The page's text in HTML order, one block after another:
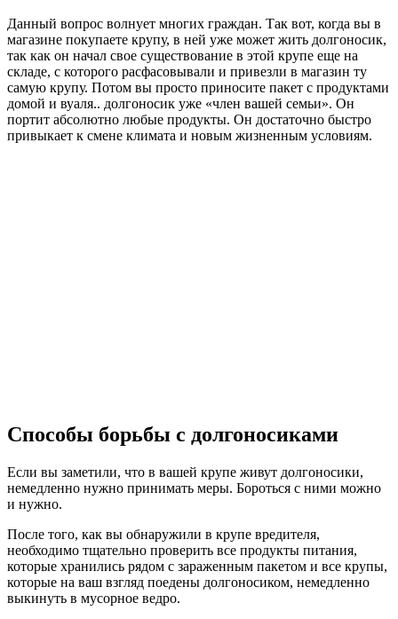
Данный вопрос волнует многих граждан. Так вот, когда вы в
магазине покупаете крупу, в ней уже может жить долгоносик,
так как он начал свое существование в этой крупе еще на
складе, с которого расфасовывали и привезли в магазин ту
самую крупу. Потом вы просто приносите пакет с продуктами
домой и вуаля.. долгоносик уже «член вашей семьи». Он
портит абсолютно любые продукты. Он достаточно быстро
привыкает к смене климата и новым жизненным условиям.
Способы борьбы с долгоносиками
Если вы заметили, что в вашей крупе живут долгоносики,
немедленно нужно принимать меры. Бороться с ними можно
и нужно.
После того, как вы обнаружили в крупе вредителя,
необходимо тщательно проверить все продукты питания,
которые хранились рядом с зараженным пакетом и все крупы,
которые на ваш взгляд поедены долгоносиком, немедленно
выкинуть в мусорное ведро.